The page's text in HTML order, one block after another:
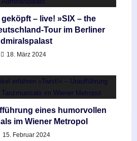
– live! »SIX – the
Tour im Berliner
18. März 2024
eines humorvollen
im Wiener Metropol
15. Februar 2024